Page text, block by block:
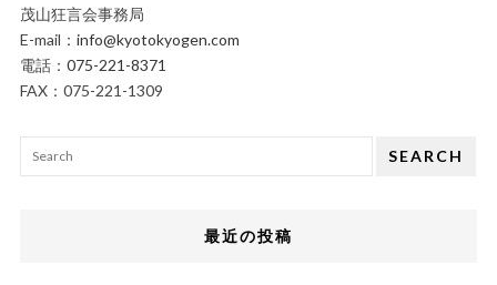
茂山狂言会事務局
E-mail： info@kyotokyogen.com
電話： 075-221-8371
FAX：075-221-1309
SEARCH
最近の投稿